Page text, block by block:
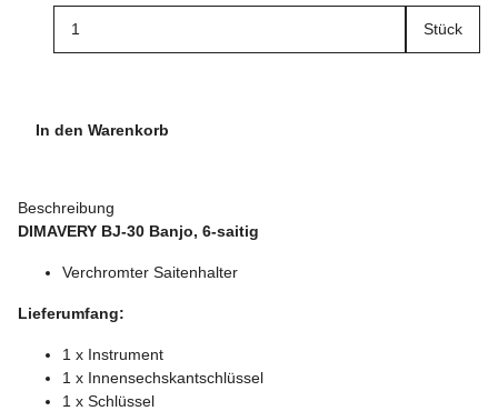
Stück
In den Warenkorb
Beschreibung
DIMAVERY BJ-30 Banjo, 6-saitig
Verchromter Saitenhalter
Lieferumfang:
1 x Instrument
1 x Innensechskantschlüssel
1 x Schlüssel